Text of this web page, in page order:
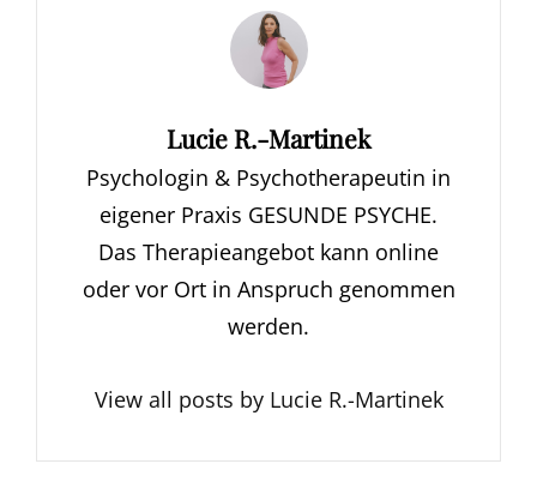
Author:
Lucie R.-Martinek
Psychologin & Psychotherapeutin in
eigener Praxis GESUNDE PSYCHE.
Das Therapieangebot kann online
oder vor Ort in Anspruch genommen
werden.
View all posts by Lucie R.-Martinek